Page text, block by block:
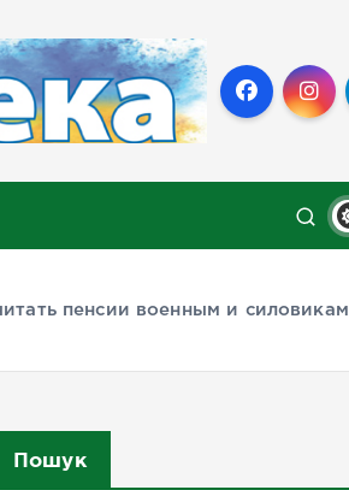
пенсии военным и силовикам
Пошук